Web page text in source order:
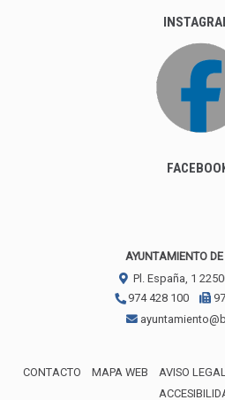
AYUNTAMIENTO
Pl. España, 1
974 428 100
CONTACTO MAPA WEB AVISO LEGAL